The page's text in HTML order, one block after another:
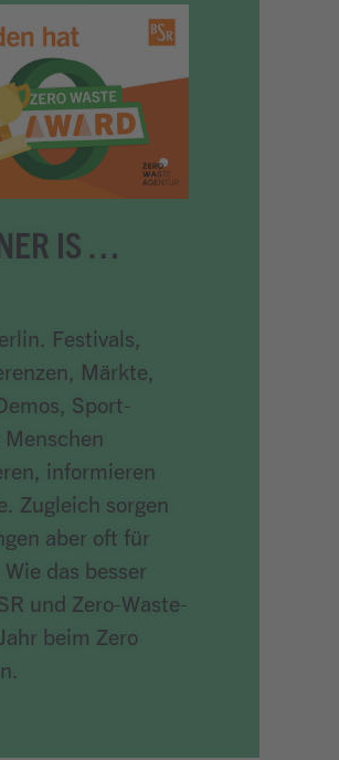
IS …
Festivals,
Märkte,
Sport-
Menschen
informieren
Zugleich sorgen
aber oft für
das besser
und Zero-Waste-
beim Zero